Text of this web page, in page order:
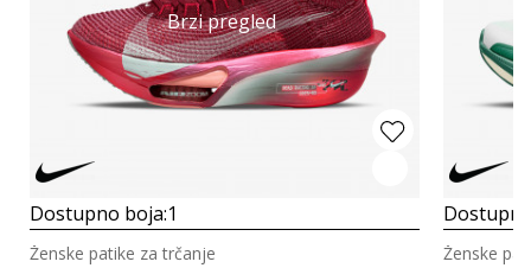
Brzi pregled
Dostupno boja:1
Ženske patike za trčanje Ženske